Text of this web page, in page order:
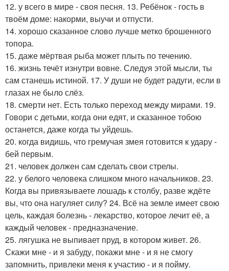
12. у всего в мире - своя песня. 13. Ребёнок - гость в
твоём доме: накорми, выучи и отпусти.
14. хорошо сказанное слово лучше метко брошенного
топора.
15. даже мёртвая рыба может плыть по течению.
16. жизнь течёт изнутри вовне. Следуя этой мысли, ты
сам станешь истиной. 17. У души не будет радуги, если в
глазах не было слёз.
18. смерти нет. Есть только переход между мирами. 19.
Говори с детьми, когда они едят, и сказанное тобою
останется, даже когда ты уйдешь.
20. когда видишь, что гремучая змея готовится к удару -
бей первым.
21. человек должен сам сделать свои стрелы.
22. у белого человека слишком много начальников. 23.
Когда вы привязываете лошадь к столбу, разве ждёте
вы, что она нагуляет силу? 24. Всё на земле имеет свою
цель, каждая болезнь - лекарство, которое лечит её, а
каждый человек - предназначение.
25. лягушка не выпивает пруд, в котором живет. 26.
Скажи мне - и я забуду, покажи мне - и я не смогу
запомнить, привлеки меня к участию - и я пойму.